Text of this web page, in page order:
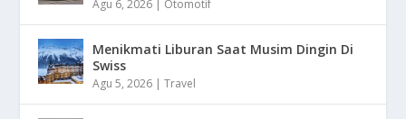
Agu 6, 2026 | Otomotif
Menikmati Liburan Saat Musim Dingin Di
Swiss
Agu 5, 2026 |Travel